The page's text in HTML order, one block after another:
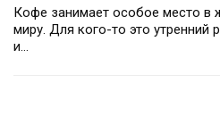
Кофе занимает особое место в
миру. Для кого-то это утренний
и…